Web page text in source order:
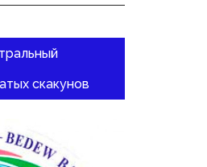
скакунов